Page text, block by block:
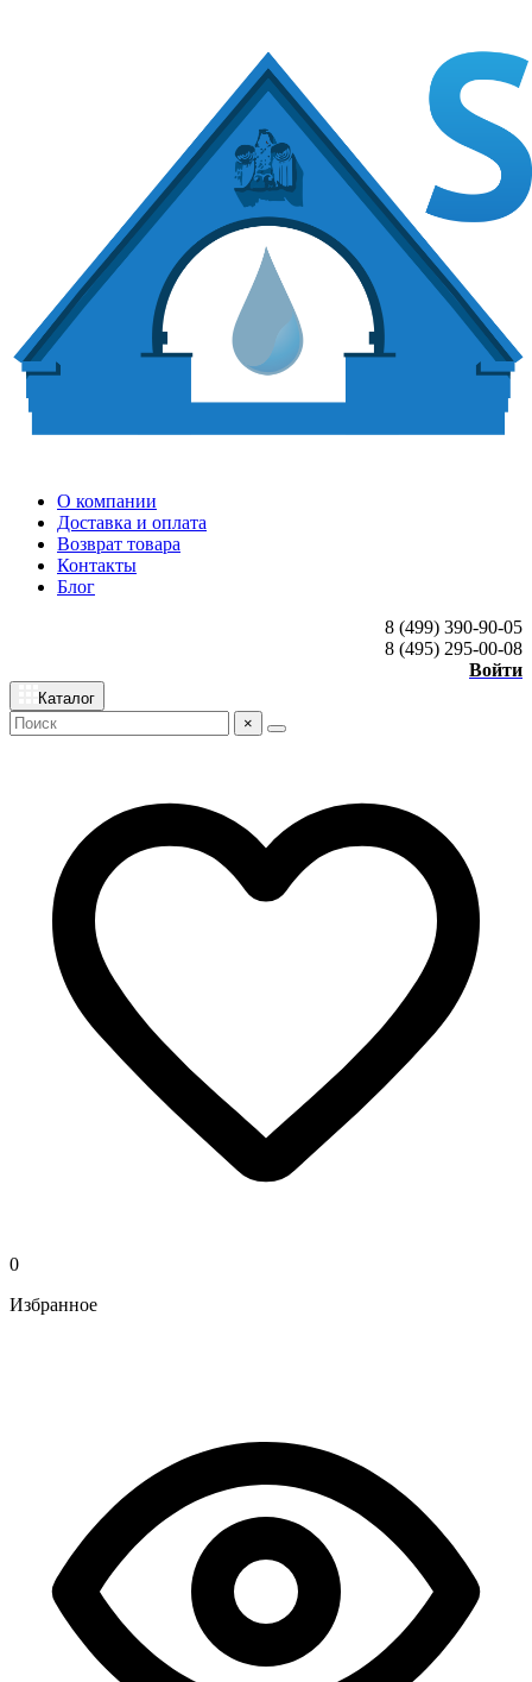
О компании
Доставка и оплата
Возврат товара
Контакты
Блог
8 (499) 390-90-05
8 (495) 295-00-08
Войти
Каталог
×
0
Избранное